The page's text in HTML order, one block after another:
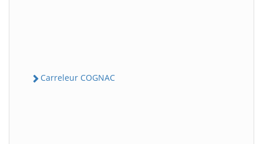
Carreleur COGNAC